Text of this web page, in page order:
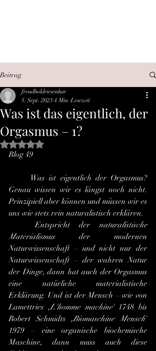
Beitrag
Was ist das eigentlich, der
Orgasmus – 1?
freudholdriesenhar
5. Sept. 2023 4 Min. Lesezeit
Mit NaN von 5 Sternen bewertet.
Blog 49
Genau wissen wir es längst noch nicht.
Prinzipiell aber können und müssen wir es
uns wie stets rein naturalistisch erklären.
	Entspricht der
naturalistische
Materialismus der modernen
Naturwissenschaft – und nicht nur der
Naturwissenschaft – der wahren Natur
der Dinge, dann hat auch der Orgasmus
eine natürliche materialistische
Erklärung. Und ist der Mensch – wie von
Lamettries ,L'homme machine' 1748 bis
Robert Schmidts ,Biomaschine Mensch'
1979 – eine organische biochemische
Maschine, dann muss auch diese